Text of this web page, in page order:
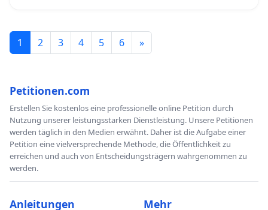
1 2 3 4 5 6 »
Petitionen.com
Erstellen Sie kostenlos eine professionelle online Petition durch
Nutzung unserer leistungsstarken Dienstleistung. Unsere Petitionen
werden täglich in den Medien erwähnt. Daher ist die Aufgabe einer
Petition eine vielversprechende Methode, die Öffentlichkeit zu
erreichen und auch von Entscheidungsträgern wahrgenommen zu
werden.
Anleitungen Mehr